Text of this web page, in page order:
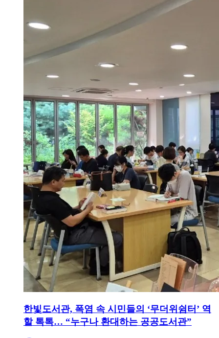
한빛도서관, 폭염 속 시민들의 ‘무더위쉼터’ 역
할 톡톡… “누구나 환대하는 공공도서관”